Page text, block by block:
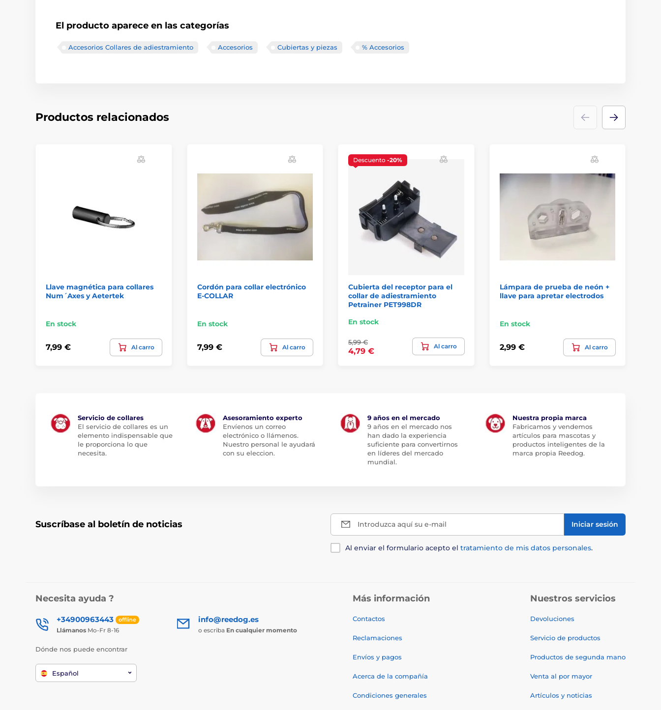
El producto aparece en las categorías
Accesorios Collares de adiestramiento Accesorios Cubiertas y piezas % Accesorios
Productos relacionados
Llave magnética para collares
Num´Axes y Aetertek
En stock
7,99 € Al carro
Cordón para collar electrónico
E-COLLAR
En stock
7,99 € Al carro
Descuento -20%
Cubierta del receptor para el
collar de adiestramiento
Petrainer PET998DR
En stock
5,99 €
4,79 €
Al carro
Lámpara de prueba de neón +
llave para apretar electrodos
En stock
2,99 € Al carro
Servicio de collares
El servicio de collares es un
elemento indispensable que
le proporciona lo que
necesita.
Asesoramiento experto
Envíenos un correo
electrónico o llámenos.
Nuestro personal le ayudará
con su eleccion.
9 años en el mercado
9 años en el mercado nos
han dado la experiencia
suficiente para convertirnos
en líderes del mercado
mundial.
Nuestra propia marca
Fabricamos y vendemos
artículos para mascotas y
productos inteligentes de la
marca propia Reedog.
Suscríbase al boletín de noticias Introduzca aquí su e-mail Iniciar sesión
Al enviar el formulario acepto el tratamiento de mis datos personales.
Necesita ayuda ?
+34900963443 offline
Llámanos Mo-Fr 8-16
info@reedog.es
o escriba En cualquier momento
Dónde nos puede encontrar
Español
Más información
Contactos
Reclamaciones
Envíos y pagos
Acerca de la compañía
Condiciones generales
Nuestros servicios
Devoluciones
Servicio de productos
Productos de segunda mano
Venta al por mayor
Artículos y noticias